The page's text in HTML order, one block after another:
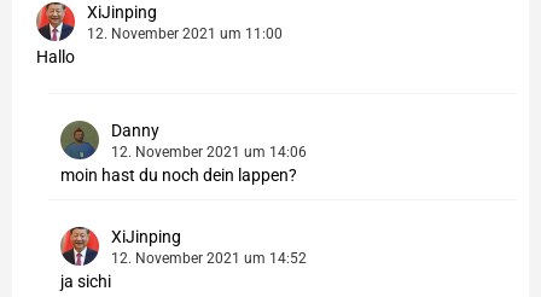
XiJinping
12. November 2021 um 11:00
Hallo
Danny
12. November 2021 um 14:06
moin hast du noch dein lappen?
XiJinping
12. November 2021 um 14:52
ja sichi